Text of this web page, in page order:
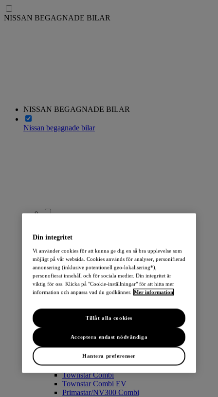
NISSAN BEGAGNADE BILAR
NISSAN BEGAGNADE BILAR
Nissan begagnade bilar
Qashqai
LEAF
ARIYA
X-Trail
Townstar Combi
Townstar Combi EV
Primastar/NV300 Combi
Din integritet
Vi använder cookies för att kunna ge dig en så bra upplevelse som
möjligt på vår websida. Cookies används för analyser, personifierad
annonsering (inklusive potentionell geo-lokalisering*),
personofierat innehåll och för sociala medier. Din integritet är
viktig för oss. Klicka på "Cookie-inställningar" för att hitta mer
information och anpassa vad du godkänner. Mer information
Hantera preferenser
Acceptera endast nödvändiga
Tillåt alla cookies